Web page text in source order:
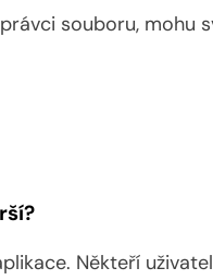
souboru, mohu
Někteří